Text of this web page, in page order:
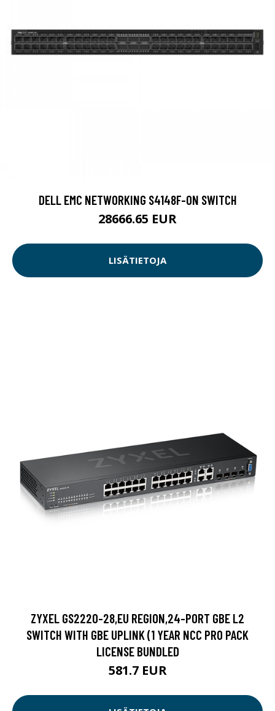
DELL EMC NETWORKING S4148F-ON SWITCH
28666.65 EUR
LISÄTIETOJA
ZYXEL GS2220-28,EU REGION,24-PORT GBE L2
SWITCH WITH GBE UPLINK (1 YEAR NCC PRO PACK
LICENSE BUNDLED
581.7 EUR